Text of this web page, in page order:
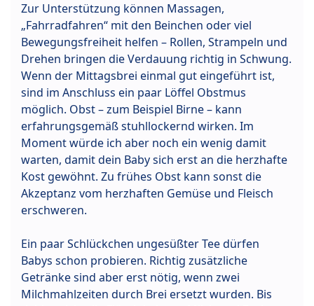
Zur Unterstützung können Massagen,
„Fahrradfahren“ mit den Beinchen oder viel
Bewegungsfreiheit helfen – Rollen, Strampeln und
Drehen bringen die Verdauung richtig in Schwung.
Wenn der Mittagsbrei einmal gut eingeführt ist,
sind im Anschluss ein paar Löffel Obstmus
möglich. Obst – zum Beispiel Birne – kann
erfahrungsgemäß stuhllockernd wirken. Im
Moment würde ich aber noch ein wenig damit
warten, damit dein Baby sich erst an die herzhafte
Kost gewöhnt. Zu frühes Obst kann sonst die
Akzeptanz vom herzhaften Gemüse und Fleisch
erschweren.
Ein paar Schlückchen ungesüßter Tee dürfen
Babys schon probieren. Richtig zusätzliche
Getränke sind aber erst nötig, wenn zwei
Milchmahlzeiten durch Brei ersetzt wurden. Bis